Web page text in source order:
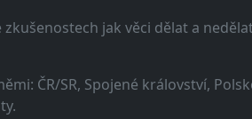
jak věci dělat a
ČR/SR, Spojené království,